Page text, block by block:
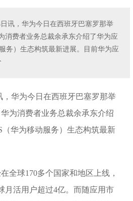
日讯，华为今日在西班牙巴塞罗那举
消费者业务总裁余承东介绍了华为应
务）生态构筑最新进展。目前华为应
，华为今日在西班牙巴塞罗那举
为消费者业务总裁余承东介绍
华为移动服务）生态构筑最新
全球170多个国家和地区上线，
月活用户超过4亿。而随应用市